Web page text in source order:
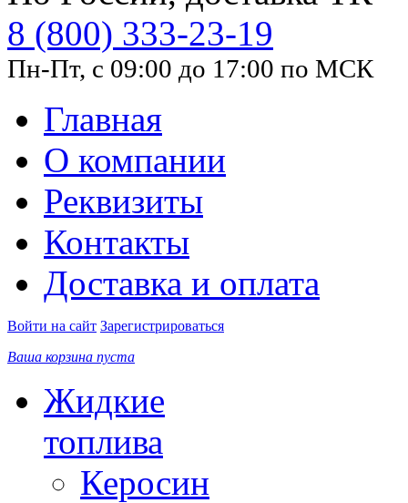
8 (800) 333-23-19
Пн-Пт, с 09:00 до 17:00 по МСК
Главная
О компании
Реквизиты
Контакты
Доставка и оплата
Войти на сайт Зарегистрироваться
Ваша корзина пуста
Жидкие
топлива
Керосин